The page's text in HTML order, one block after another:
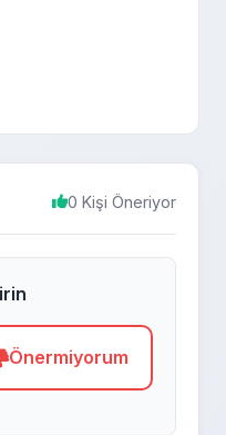
0 Kişi Öneriyor
Önermiyorum